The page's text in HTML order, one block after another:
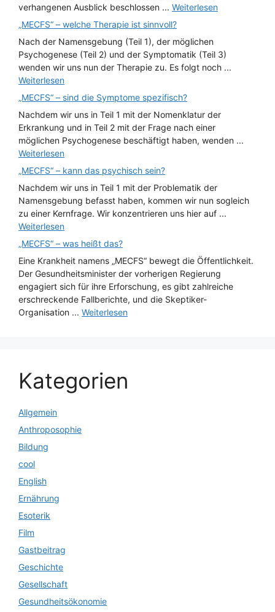
verhangenen Ausblick beschlossen ... Weiterlesen
„MECFS“ – welche Therapie ist sinnvoll?
Nach der Namensgebung (Teil 1), der möglichen
Psychogenese (Teil 2) und der Symptomatik (Teil 3)
wenden wir uns nun der Therapie zu. Es folgt noch ...
Weiterlesen
„MECFS“ – sind die Symptome spezifisch?
Nachdem wir uns in Teil 1 mit der Nomenklatur der
Erkrankung und in Teil 2 mit der Frage nach einer
möglichen Psychogenese beschäftigt haben, wenden ...
Weiterlesen
„MECFS“ – kann das psychisch sein?
Nachdem wir uns in Teil 1 mit der Problematik der
Namensgebung befasst haben, kommen wir nun sogleich
zu einer Kernfrage. Wir konzentrieren uns hier auf ...
Weiterlesen
„MECFS“ – was heißt das?
Eine Krankheit namens „MECFS“ bewegt die Öffentlichkeit.
Der Gesundheitsminister der vorherigen Regierung
engagiert sich für ihre Erforschung, es gibt zahlreiche
erschreckende Fallberichte, und die Skeptiker-
Organisation ... Weiterlesen
Kategorien
Allgemein
Anthroposophie
Bildung
cool
English
Ernährung
Esoterik
Film
Gastbeitrag
Geschichte
Gesellschaft
Gesundheitsökonomie